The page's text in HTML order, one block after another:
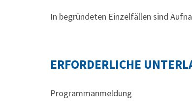
In begründeten Einzelfällen sind
ERFORDERLICHE
Programmanmeldung